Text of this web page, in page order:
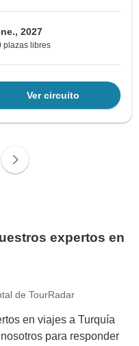
2027
plazas libres
Ver circuito
expertos en
de TourRadar
en viajes a Turquía
para responder